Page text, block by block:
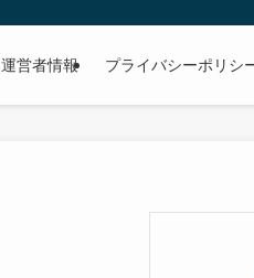
運営者情報 プライバシーポリシ